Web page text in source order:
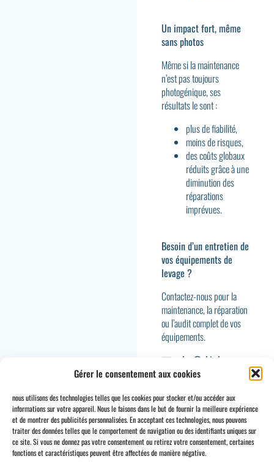
Gérer le consentement aux cookies
nous utilisons des technologies telles que les cookies pour stocker et/ou accéder aux
informations sur votre appareil. Nous le faisons dans le but de fournir la meilleure expérience
et de montrer des publicités personnalisées. En acceptant ces technologies, nous pouvons
traiter des données telles que le comportement de navigation ou des identifiants uniques sur
ce site. Si vous ne donnez pas votre consentement ou retirez votre consentement, certaines
fonctions et caractéristiques peuvent être affectées de manière négative.
Un impact fort, même
sans photos
Même si la maintenance
n’est pas toujours
photogénique, ses
résultats le sont :
plus de fiabilité,
moins de risques,
des coûts globaux
réduits grâce à une
diminution des
réparations
imprévues.
Besoin d’un entretien de
vos équipements de
levage ?
Contactez-nouspour la
maintenance, la réparation
ou l’audit complet de vos
équipements.
sales@ohis.be
+32 2 897 34 64
CONTACT INFO